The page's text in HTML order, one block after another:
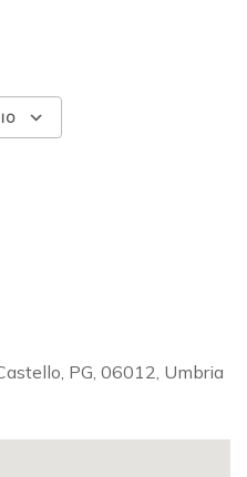
PG, 06012, Umbria